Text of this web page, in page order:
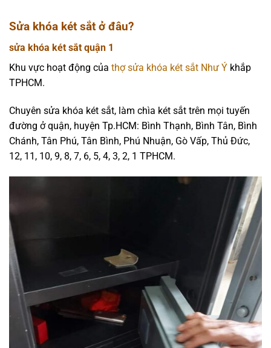
Sửa khóa két sắt ở đâu?
sửa khóa két sắt quận 1
Khu vực hoạt động của thợ sửa khóa két sắt Như Ý khắp
TPHCM.
Chuyên sửa khóa két sắt, làm chìa két sắt trên mọi tuyến
đường ở quận, huyện Tp.HCM: Bình Thạnh, Bình Tân, Bình
Chánh, Tân Phú, Tân Bình, Phú Nhuận, Gò Vấp, Thủ Đức,
12, 11, 10, 9, 8, 7, 6, 5, 4, 3, 2, 1 TPHCM.